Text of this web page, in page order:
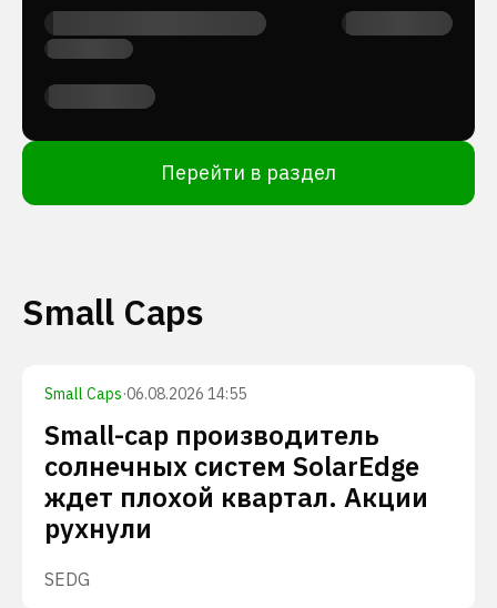
Перейти в раздел
Small Caps
Small Caps·06.08.2026 14:55
Small-cap производитель
солнечных систем SolarEdge
ждет плохой квартал. Акции
рухнули
SEDG